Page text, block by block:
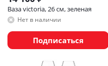
Ваза victoria, 26 см, зеленая
Нет в наличии
Подписаться